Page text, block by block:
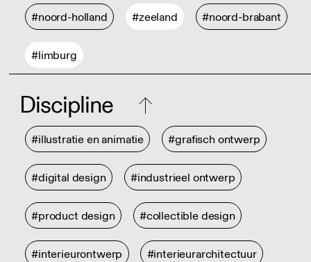
#noord-holland #zeeland #noord-brabant
#limburg
Discipline
#illustratie en animatie #grafisch ontwerp
#digital design #industrieel ontwerp
#product design #collectible design
#interieurontwerp #interieurarchitectuur